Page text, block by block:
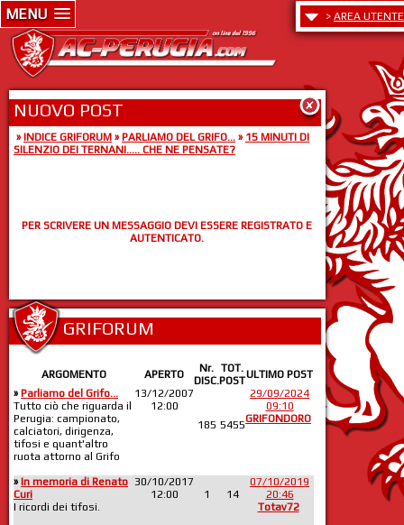
MENU > AREA UTENTE
NUOVO POST
» INDICE GRIFORUM » PARLIAMO DEL GRIFO... » 15 MINUTI DI
SILENZIO DEI TERNANI..... CHE NE PENSATE?
PER SCRIVERE UN MESSAGGIO DEVI ESSERE REGISTRATO E
AUTENTICATO.
GRIFORUM
ARGOMENTO APERTO
Nr.
DISC.
TOT.
POSTULTIMO POST
» Parliamo del Grifo...
Tutto ciò che riguarda il
Perugia: campionato,
calciatori, dirigenza,
tifosi e quant'altro
ruota attorno al Grifo
13/12/2007
12:00
185 5455
29/09/2024
09:10
GRIFONDORO
» In memoria di Renato
Curi
I ricordi dei tifosi.
30/10/2017
12:00
1 14
07/10/2019
20:46
Totav72